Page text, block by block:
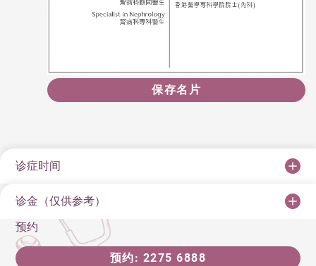
保存名片
诊症时间
诊金（仅供参考）
预约
预约: 2275 6888